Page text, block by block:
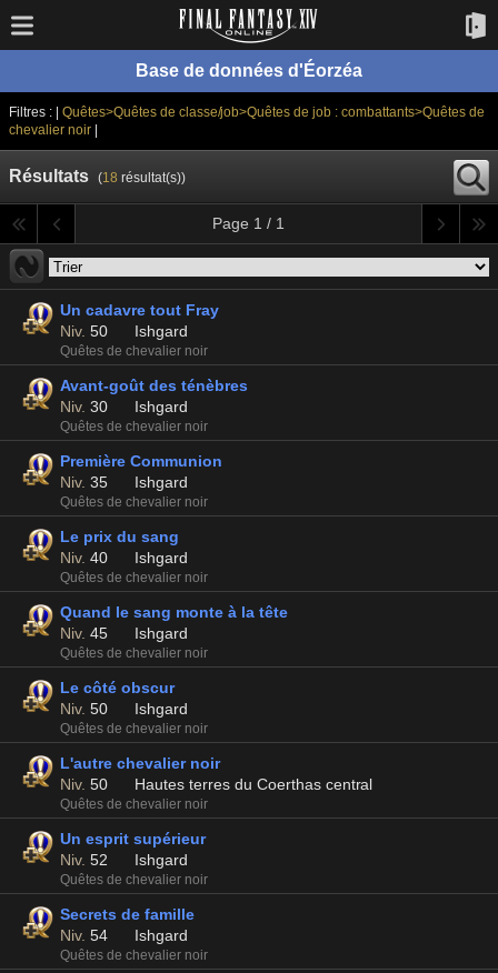
Base de données d'Éorzéa
Filtres : | Quêtes>Quêtes de classe/job>Quêtes de job : combattants>Quêtes de
chevalier noir|
Résultats (18 résultat(s))
Page 1 / 1
Un cadavre tout Fray
Niv. 50 Ishgard
Quêtes de chevalier noir
Avant-goût des ténèbres
Niv. 30 Ishgard
Quêtes de chevalier noir
Première Communion
Niv. 35 Ishgard
Quêtes de chevalier noir
Le prix du sang
Niv. 40 Ishgard
Quêtes de chevalier noir
Quand le sang monte à la tête
Niv. 45 Ishgard
Quêtes de chevalier noir
Le côté obscur
Niv. 50 Ishgard
Quêtes de chevalier noir
L'autre chevalier noir
Niv. 50 Hautes terres du Coerthas central
Quêtes de chevalier noir
Un esprit supérieur
Niv. 52 Ishgard
Quêtes de chevalier noir
Secrets de famille
Niv. 54 Ishgard
Quêtes de chevalier noir